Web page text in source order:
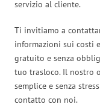
servizio al cliente.
Ti invitiamo a
informazioni sui costi
gratuito e senza
tuo trasloco. Il nostro
semplice e senza
contatto con noi.